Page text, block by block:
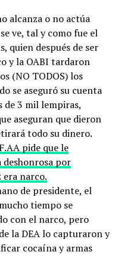
alcanza o no actúa
ve, tal y como fue el
quien después de ser
y la OABI tardaron
(NO TODOS) los
se aseguró su cuenta
de 3 mil lempiras,
aseguran que dieron
todo su dinero.
pide que le
por
era narco.
de presidente, el
tiempo se
con el narco, pero
la DEA lo capturaron y
cocaína y armas